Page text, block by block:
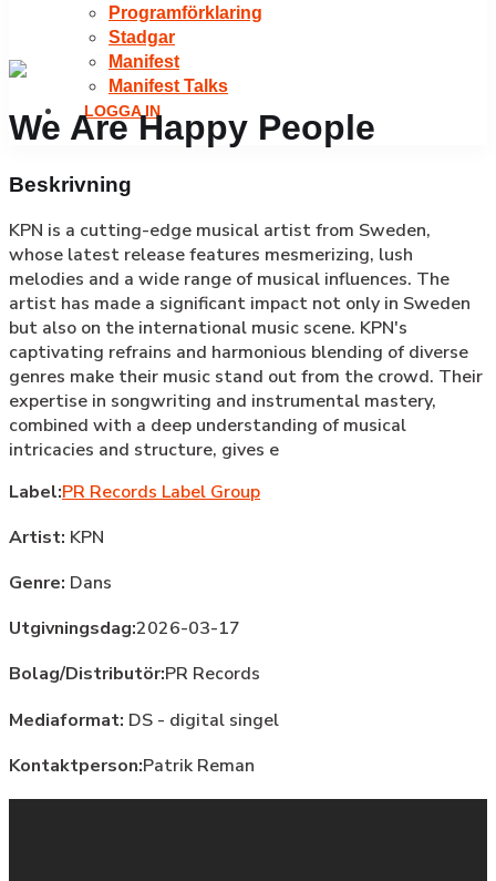
Programförklaring
Stadgar
Manifest
Manifest Talks
LOGGA IN
We Are Happy People
Beskrivning
KPN is a cutting-edge musical artist from Sweden,
whose latest release features mesmerizing, lush
melodies and a wide range of musical influences. The
artist has made a significant impact not only in Sweden
but also on the international music scene. KPN's
captivating refrains and harmonious blending of diverse
genres make their music stand out from the crowd. Their
expertise in songwriting and instrumental mastery,
combined with a deep understanding of musical
intricacies and structure, gives e
Label:PR Records Label Group
Artist: KPN
Genre: Dans
Utgivningsdag:2026-03-17
Bolag/Distributör:PR Records
Mediaformat: DS - digital singel
Kontaktperson:Patrik Reman